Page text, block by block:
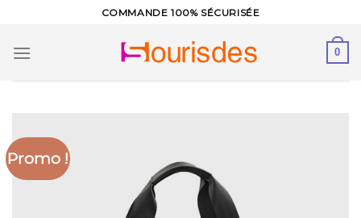
content
COMMANDE 100% SÉCURISÉE
0
Promo !